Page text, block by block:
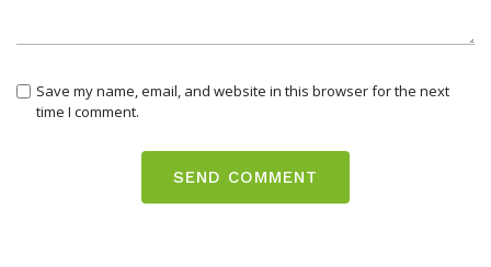
Save my name, email, and website in this browser for the next
time I comment.